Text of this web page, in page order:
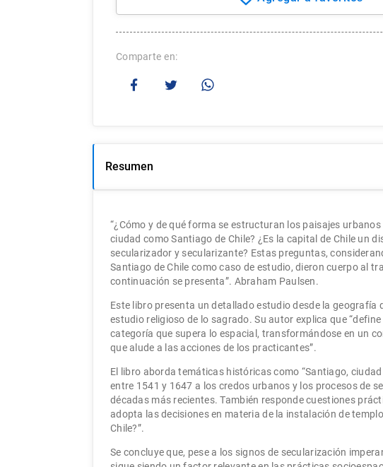
Comparte
Resumen
“¿Cómo y de qué forma se estructuran los paisajes
ciudad como Santiago de Chile? ¿Es la capital de Chile un
secularizador y secularizante? Estas preguntas,
Santiago de Chile como caso de estudio, dieron cuerpo al
continuación se presenta”. Abraham Paulsen.
Este libro presenta un detallado estudio desde la geografía
estudio religioso de lo sagrado. Su autor explica que
categoría que supera lo espacial, transformándose en un
que alude a las acciones de los practicantes”.
El libro aborda temáticas históricas como “Santiago,
entre 1541 y 1647 a los credos urbanos y los procesos de
décadas más recientes. También responde cuestiones
adopta las decisiones en materia de la instalación de
Chile?”.
Se concluye que, pese a los signos de secularización